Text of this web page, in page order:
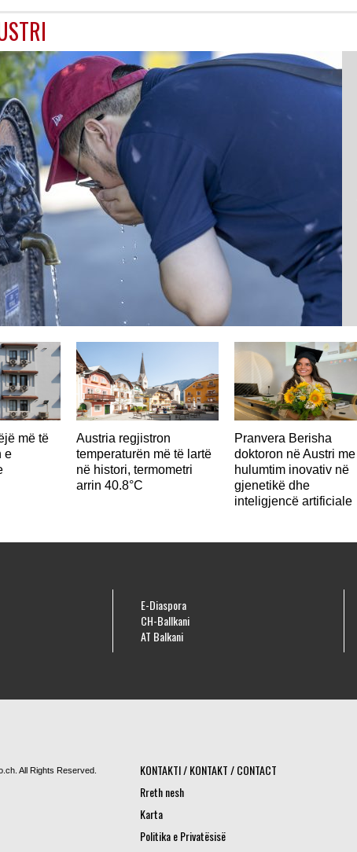
më të
e
Austria regjistron
temperaturën më të lartë
në histori, termometri
arrin 40.8°C
Pranvera Berisha
doktoron në Austri me
hulumtim inovativ në
gjenetikë dhe
inteligjencë artificiale
E-Diaspora
CH-Ballkani
AT Balkani
All Rights Reserved.
KONTAKTI / KONTAKT / CONTACT
Rreth nesh
Karta
Politika e Privatësisë